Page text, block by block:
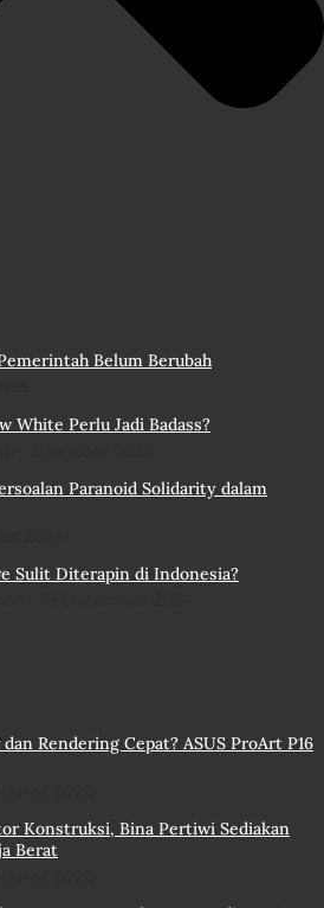
Belum Berubah
White Perlu Jadi Badass?
Paranoid Solidarity dalam
Sulit Diterapin di Indonesia?
Rendering Cepat? ASUS ProArt P16
Konstruksi, Bina Pertiwi Sediakan
Berat